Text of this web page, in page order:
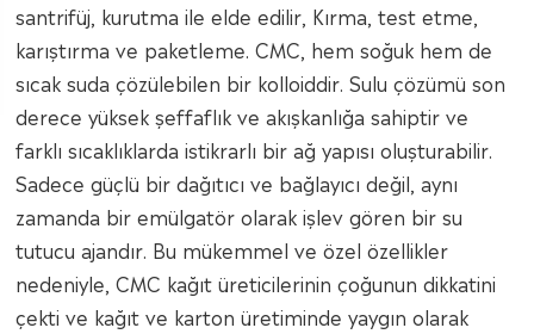
santrifüj, kurutma ile elde edilir, Kırma, test etme,
karıştırma ve paketleme. CMC, hem soğuk hem de
sıcak suda çözülebilen bir kolloiddir. Sulu çözümü son
derece yüksek şeffaflık ve akışkanlığa sahiptir ve
farklı sıcaklıklarda istikrarlı bir ağ yapısı oluşturabilir.
Sadece güçlü bir dağıtıcı ve bağlayıcı değil, aynı
zamanda bir emülgatör olarak işlev gören bir su
tutucu ajandır. Bu mükemmel ve özel özellikler
nedeniyle, CMC kağıt üreticilerinin çoğunun dikkatini
çekti ve kağıt ve karton üretiminde yaygın olarak